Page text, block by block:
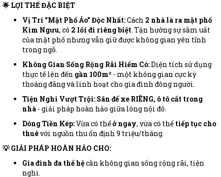
🌟 LỢI THẾ ĐẶC BIỆT
Vị Trí "Mặt Phố Ảo" Độc Nhất:Cách 2 nhà là ra mặt phố
Kim Ngưu, có 2 lối đi riêng biệt. Tận hưởng sự sầm uất
của mặt phố nhưng vẫn giữ được không gian yên tĩnh
trong ngõ.
Không Gian Sống Rộng Rãi Hiếm Có:Diện tích sử dụng
thực tế lên đến gần 100m² - một không gian cực kỳ
thoáng đãng và linh hoạt cho gia đình đông người.
Tiện Nghi Vượt Trội: Sân để xe RIÊNG, ô tô cất trong
nhà - giải pháp hoàn hảo giữa lòng nội đô.
Dòng Tiền Kép:Vừa có thểở ngay, vừa có thể tiếp tục cho
thuêvới nguồn thu ổn định 9 triệu/tháng.
💡 GIẢI PHÁP HOÀN HẢO CHO:
Gia đình đa thế hệcần không gian sống rộng rãi, tiện
nghi.